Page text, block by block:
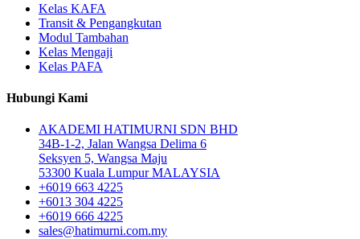
Kelas KAFA
Transit & Pengangkutan
Modul Tambahan
Kelas Mengaji
Kelas PAFA
Hubungi Kami
AKADEMI HATIMURNI SDN BHD
34B-1-2, Jalan Wangsa Delima 6
Seksyen 5, Wangsa Maju
53300 Kuala Lumpur MALAYSIA
+6019 663 4225
+6013 304 4225
+6019 666 4225
sales@hatimurni.com.my